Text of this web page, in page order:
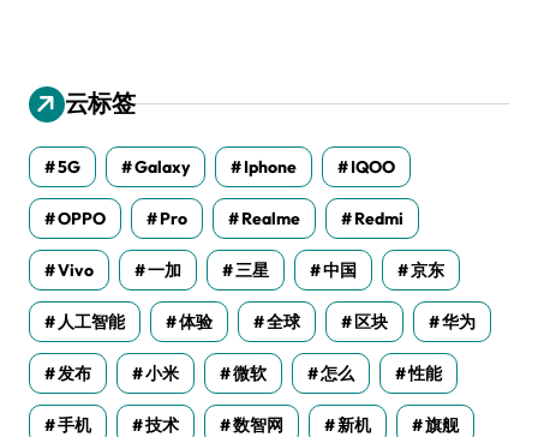
云标签
5G Galaxy Iphone IQOO
OPPO Pro Realme Redmi
Vivo 一加 三星 中国 京东
人工智能 体验 全球 区块 华为
发布 小米 微软 怎么 性能
手机 技术 数智网 新机 旗舰